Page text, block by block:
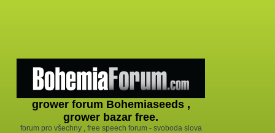
grower forum Bohemiaseeds ,
grower bazar free.
forum pro všechny , free speech forum - svoboda slova